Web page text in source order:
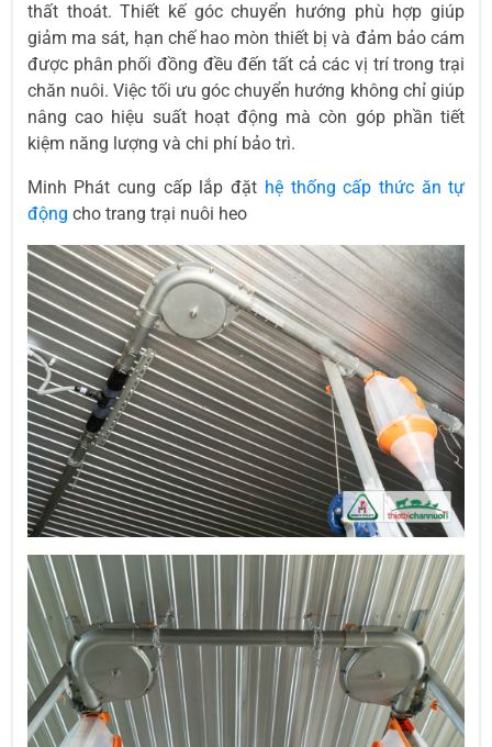
thất thoát. Thiết kế góc chuyển hướng phù hợp giúp
giảm ma sát, hạn chế hao mòn thiết bị và đảm bảo cám
được phân phối đồng đều đến tất cả các vị trí trong trại
chăn nuôi. Việc tối ưu góc chuyển hướng không chỉ giúp
nâng cao hiệu suất hoạt động mà còn góp phần tiết
kiệm năng lượng và chi phí bảo trì.
Minh Phát cung cấp lắp đặt hệ thống cấp thức ăn tự
động cho trang trại nuôi heo